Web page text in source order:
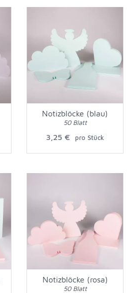
Notizblöcke (blau)
50 Blatt
3,25 € pro Stück
Notizblöcke (rosa)
50 Blatt